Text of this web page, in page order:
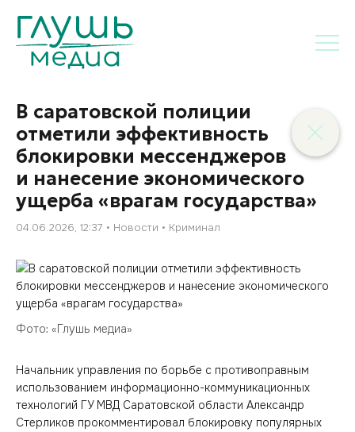
В саратовской полиции
отметили эффективность
блокировки мессенджеров
и нанесение экономического
ущерба «врагам государства»
04.06.2026, 12:37 Новости Криминал
Фото: «Глушь медиа»
Начальник управления по борьбе с противоправным
использованием информационно-коммуникационных
технологий ГУ МВД Саратовской области Александр
Стерликов прокомментировал блокировку популярных